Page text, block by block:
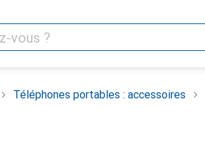
Téléphones portables : accessoires